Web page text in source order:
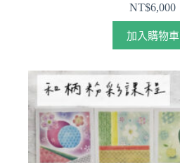
NT$6,000
加入購物車